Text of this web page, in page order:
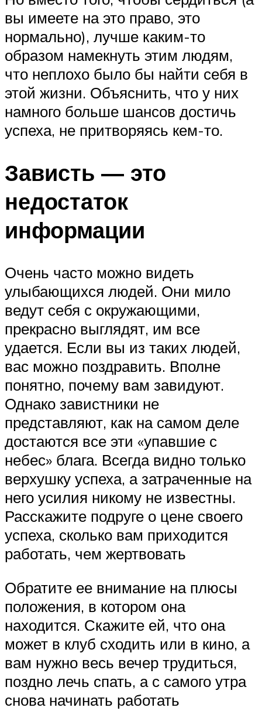
вы имеете на это право, это
нормально), лучше каким-то
образом намекнуть этим людям,
что неплохо было бы найти себя в
этой жизни. Объяснить, что у них
намного больше шансов достичь
успеха, не притворяясь кем-то.
Зависть — это
недостаток
информации
Очень часто можно видеть
улыбающихся людей. Они мило
ведут себя с окружающими,
прекрасно выглядят, им все
удается. Если вы из таких людей,
вас можно поздравить. Вполне
понятно, почему вам завидуют.
Однако завистники не
представляют, как на самом деле
достаются все эти «упавшие с
небес» блага. Всегда видно только
верхушку успеха, а затраченные на
него усилия никому не известны.
Расскажите подруге о цене своего
успеха, сколько вам приходится
работать, чем жертвовать
Обратите ее внимание на плюсы
положения, в котором она
находится. Скажите ей, что она
может в клуб сходить или в кино, а
вам нужно весь вечер трудиться,
поздно лечь спать, а с самого утра
снова начинать работать